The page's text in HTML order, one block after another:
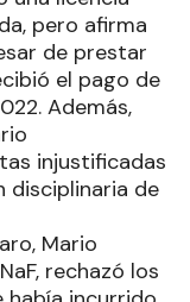
pero afirma
de prestar
el pago de
Además,
injustificadas
disciplinaria de
Mario
rechazó los